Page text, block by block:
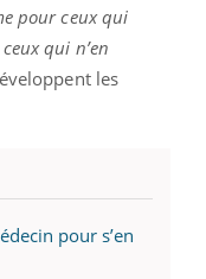
pour ceux qui
qui n’en
les
pour s’en